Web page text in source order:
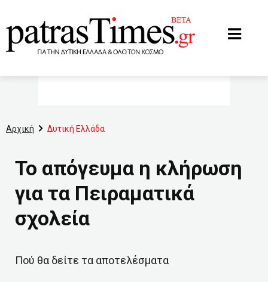
Αρχική Δυτική Ελλάδα
Το απόγευμα η κλήρωση
για τα Πειραματικά
σχολεία
Πού θα δείτε τα αποτελέσματα